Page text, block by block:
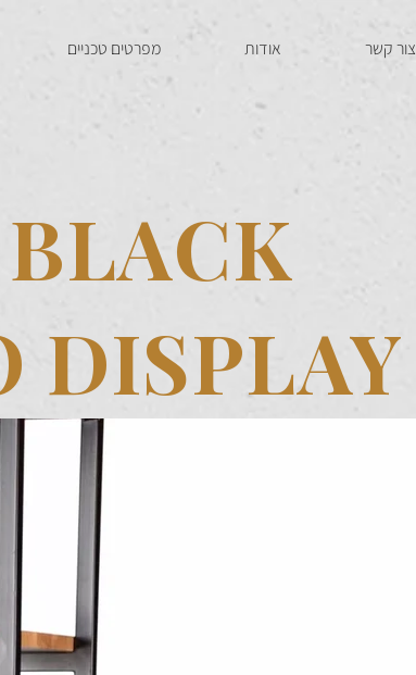
מפרטים טכניים אודות צור קשר
DISPLAY